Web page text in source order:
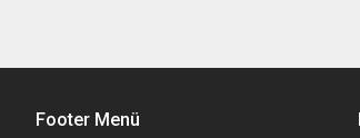
Footer Menü